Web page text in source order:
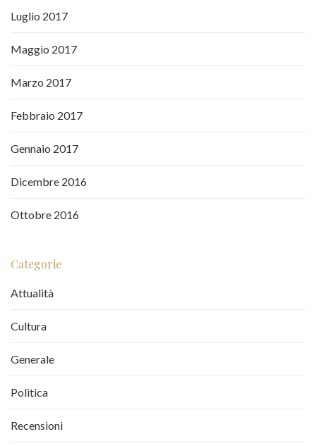
Luglio 2017
Maggio 2017
Marzo 2017
Febbraio 2017
Gennaio 2017
Dicembre 2016
Ottobre 2016
Categorie
Attualità
Cultura
Generale
Politica
Recensioni